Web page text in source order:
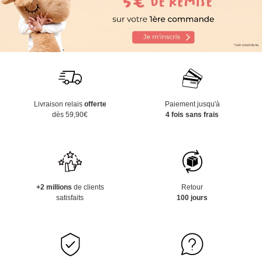
Livraison relais offerte
dès 59,90€
Paiement jusqu'à
4 fois sans frais
+2 millions de clients
satisfaits
Retour
100 jours